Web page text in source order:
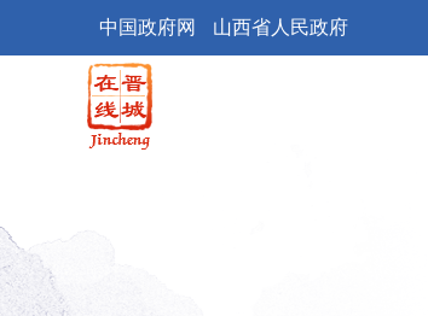
中国政府网 山西省人民政府